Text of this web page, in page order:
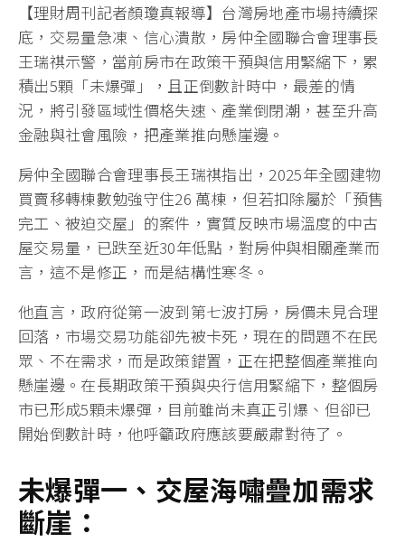
【理財周刊記者顏瓊真報導】台灣房地產市場持續探
底，交易量急凍、信心潰散，房仲全國聯合會理事長
王瑞祺示警，當前房市在政策干預與信用緊縮下，累
積出5顆「未爆彈」，且正倒數計時中，最差的情
況，將引發區域性價格失速、產業倒閉潮，甚至升高
金融與社會風險，把產業推向懸崖邊。
房仲全國聯合會理事長王瑞祺指出，2025年全國建物
買賣移轉棟數勉強守住26 萬棟，但若扣除屬於「預售
完工、被迫交屋」的案件，實質反映市場溫度的中古
屋交易量，已跌至近30年低點，對房仲與相關產業而
言，這不是修正，而是結構性寒冬。
他直言，政府從第一波到第七波打房，房價未見合理
回落，市場交易功能卻先被卡死，現在的問題不在民
眾、不在需求，而是政策錯置，正在把整個產業推向
懸崖邊。在長期政策干預與央行信用緊縮下，整個房
市已形成5顆未爆彈，目前雖尚未真正引爆、但卻已
開始倒數計時，他呼籲政府應該要嚴肅對待了。
未爆彈一、交屋海嘯疊加需求
斷崖：